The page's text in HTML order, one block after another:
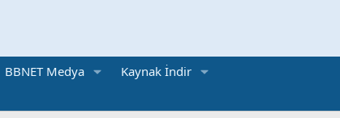
BBNET Medya Kaynak İndir